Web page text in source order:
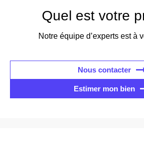
Quel est votre
Notre équipe d’experts est à
Nous contacter
Estimer mon bien